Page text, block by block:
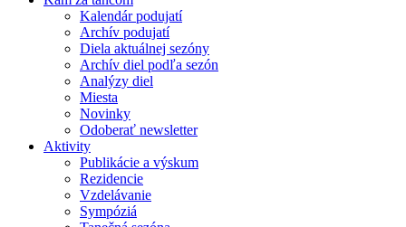
Kalendár podujatí
Archív podujatí
Diela aktuálnej sezóny
Archív diel podľa sezón
Analýzy diel
Miesta
Novinky
Odoberať newsletter
Aktivity
Publikácie a výskum
Rezidencie
Vzdelávanie
Sympóziá